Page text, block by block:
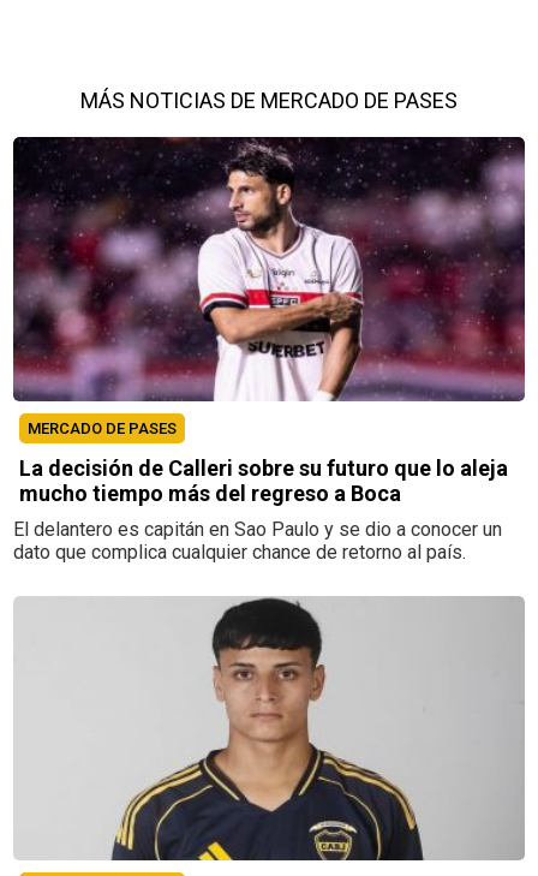
MÁS NOTICIAS DE MERCADO DE PASES
MERCADO DE PASES
La decisión de Calleri sobre su futuro que lo aleja
mucho tiempo más del regreso a Boca
El delantero es capitán en Sao Paulo y se dio a conocer un
dato que complica cualquier chance de retorno al país.